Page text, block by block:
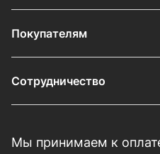
Покупателям
Сотрудничество
Мы принимаем к